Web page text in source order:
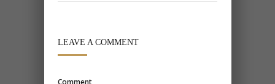
LEAVE A COMMENT
Comment